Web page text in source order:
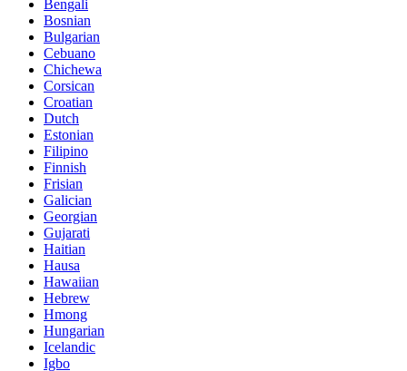
Bengali
Bosnian
Bulgarian
Cebuano
Chichewa
Corsican
Croatian
Dutch
Estonian
Filipino
Finnish
Frisian
Galician
Georgian
Gujarati
Haitian
Hausa
Hawaiian
Hebrew
Hmong
Hungarian
Icelandic
Igbo